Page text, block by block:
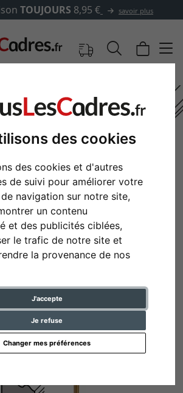
des cookies
des cookies et d'autres
de suivi pour améliorer votre
navigation sur notre site,
un contenu
et des publicités ciblées,
le trafic de notre site et
la provenance de nos
J'accepte
Je refuse
Changer mes préférences
TOUJOURS 8,95 € savoir plus